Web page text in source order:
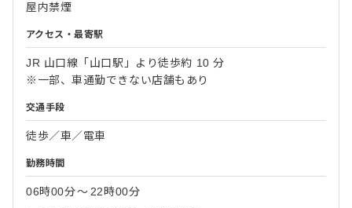
屋内禁煙
アクセス・最寄駅
JR 山口線「山口駅」より徒歩約 10 分
※一部、車通勤できない店舗もあり
交通手段
徒歩／車／電車
勤務時間
06時00分〜22時00分